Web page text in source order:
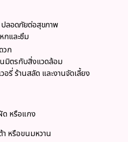
ลอดภัยต่อสุขภาพ
และซึม
วก
มิตรกับสิ่งแวดล้อม
วอรี่ ร้านสลัด และงานจัดเลี้ยง
ด หรือแกง
า หรือขนมหวาน